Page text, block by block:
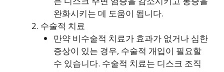
완화시키는 데 도움이 됩니다.
수술적 치료
만약 비수술적 치료가 효과가 없거나 심한
증상이 있는 경우, 수술적 개입이 필요할
수 있습니다. 수술적 치료는 디스크 조직